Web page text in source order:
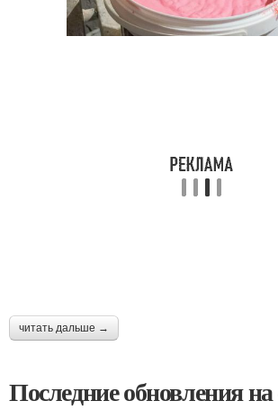
читать дальше →
Последние обновления на